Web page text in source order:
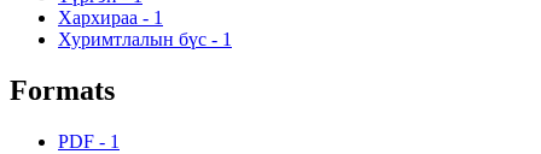
Хархираа - 1
Хуримтлалын бүс - 1
Formats
PDF - 1